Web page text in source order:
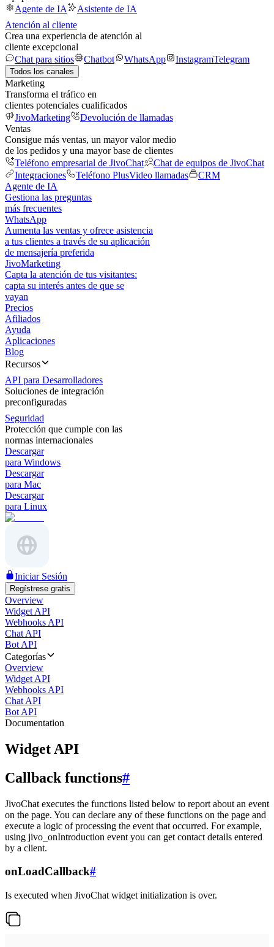
Agente de IA
Asistente de IA
Atención al cliente
Crea una experiencia de atención al
cliente excepcional
Chat para sitios
Chatbot WhatsApp InstagramTelegram
Todos los canales
Marketing
Transforma el tráfico en
clientes potenciales cualificados
JivoMarketing
Devolución de llamadas
Ventas
Consigue más ventas, un mayor valor medio
de los pedidos y una mayor base de clientes
Teléfono empresarial de JivoChat
Chat de equipos de JivoChat
Integraciones
Teléfono PlusVideo llamadas
CRM
Agente de IA
Gestiona las preguntas
más frecuentes
WhatsApp
Aumenta las ventas y ofrece asistencia
a tus clientes a través de su aplicación
de mensajería preferida
JivoMarketing
Capta la atención de tus visitantes:
capta su interés antes de que se
vayan
Precios
Afiliados
Ayuda
Aplicaciones
Blog
Recursos
API para Desarrolladores
Soluciones de integración
preconfiguradas
Seguridad
Protección que cumple con las
normas internacionales
Descargar
para Windows
Descargar
para Mac
Descargar
para Linux
Iniciar Sesión
Regístrese gratis
Overview
Widget API
Webhooks API
Chat API
Bot API
Categorías
Overview
Widget API
Webhooks API
Chat API
Bot API
Documentation
Widget API
Callback functions#
JivoChat executes the functions listed below to report about an event
on the page. You can declare any of these functions on the page and
execute a logic of processing the event that occurred. For example,
using jivo_onIntroduction event you can get contact details entered
by a client.
onLoadCallback#
Is executed when JivoChat widget initialization is over.